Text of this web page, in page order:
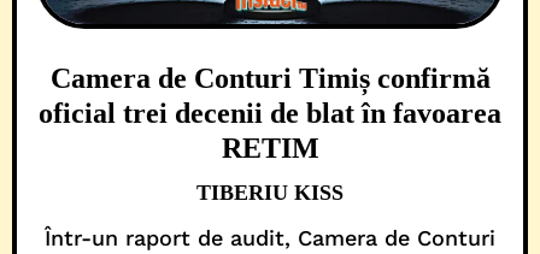
Camera de Conturi Timiș confirmă
oficial trei decenii de blat în favoarea
RETIM
TIBERIU KISS
Într-un raport de audit, Camera de Conturi